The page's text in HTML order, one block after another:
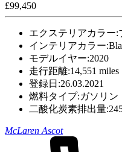
£99,450
エクステリアカラー:
インテリアカラー:
モデルイヤー:2020
走行距離:14,551 miles
登録日:26.03.2021
燃料タイプ:ガソリン
二酸化炭素排出量:
McLaren Ascot